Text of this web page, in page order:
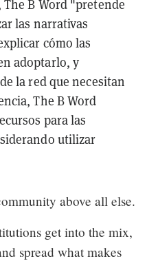
B Word "pretende
las narrativas
cómo las
adoptarlo, y
la red que necesitan
The B Word
para las
utilizar
above all else.
get into the mix,
spread what makes